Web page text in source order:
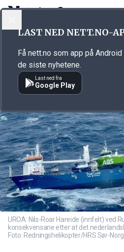
Annonsørinnhold
UROA: Nils-Roar Hareide (innfelt) ved
konsekvensane etter at det
Foto: Redningshelikopter/HRS Sør-
LAST NED NETT.NO-
Få nett.no som app på
de siste nyhetene.
Last ned fra
Google Play